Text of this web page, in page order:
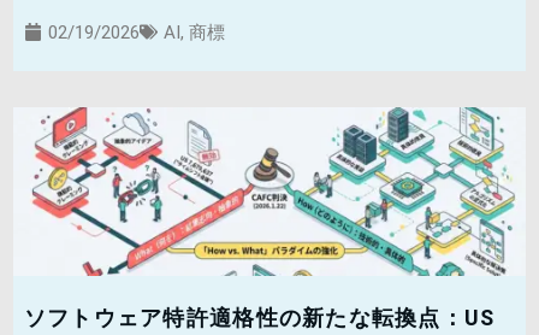
02/19/2026 AI, 商標
ソフトウェア特許適格性の新たな転換点：US